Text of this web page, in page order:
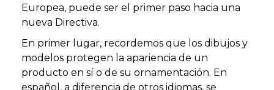
Europea, puede ser el primer paso hacia una
nueva Directiva.
En primer lugar, recordemos que los dibujos y
modelos protegen la apariencia de un
producto en sí o de su ornamentación. En
español, a diferencia de otros idiomas, se